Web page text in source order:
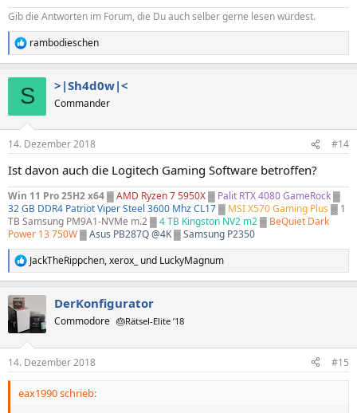
Gib die Antworten im Forum, die Du auch selber gerne lesen würdest.
R
e
e
:
rambodieschen
S >|Sh4d0w|<
Commander
14. Dezember 2018 #14
Ist davon auch die Logitech Gaming Software betroffen?
Win 11 Pro 25H2 x64▓AMD Ryzen 7 5950X▓ Palit RTX 4080 GameRock▓
32 GB DDR4 Patriot Viper Steel 3600 Mhz CL17▓ MSI X570 Gaming Plus ▓ 1
TB Samsung PM9A1-NVMe m.2▓4 TB Kingston NV2 m2▓ BeQuiet Dark
Power 13 750W▓Asus PB287Q @4K▓Samsung P2350
R
e
k
t
i
e
n
JackTheRippchen,xerox_ und LuckyMagnum
DerKonfigurator
Commodore 🎂Rätsel-Elite ’18
14. Dezember 2018 #15
eax1990 schrieb: